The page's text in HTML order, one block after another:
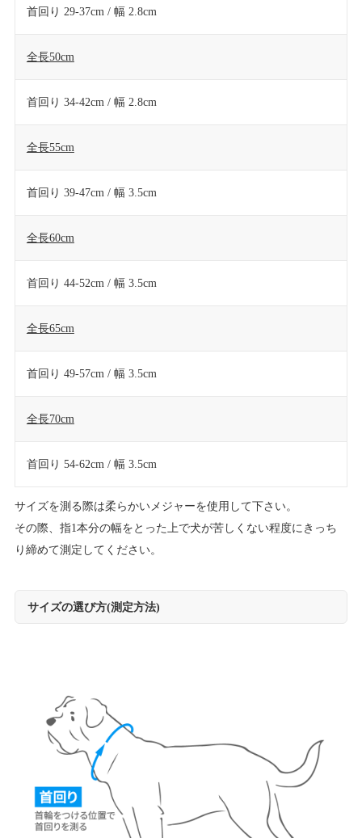
首回り 29-37cm / 幅 2.8cm
全長50cm
首回り 34-42cm / 幅 2.8cm
全長55cm
首回り 39-47cm / 幅 3.5cm
全長60cm
首回り 44-52cm / 幅 3.5cm
全長65cm
首回り 49-57cm / 幅 3.5cm
全長70cm
首回り 54-62cm / 幅 3.5cm
サイズを測る際は柔らかいメジャーを使用して下さい。
その際、指1本分の幅をとった上で犬が苦しくない程度にきっち
り締めて測定してください。
サイズの選び方(測定方法)